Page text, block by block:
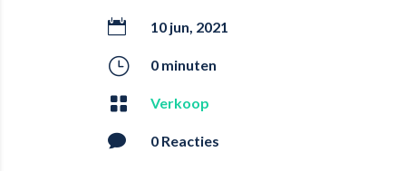
 10 jun, 2021
} 0 minuten
 Verkoop
 0 Reacties